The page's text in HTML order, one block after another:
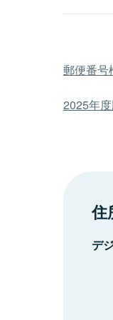
郵便番号
2025年
住
デ